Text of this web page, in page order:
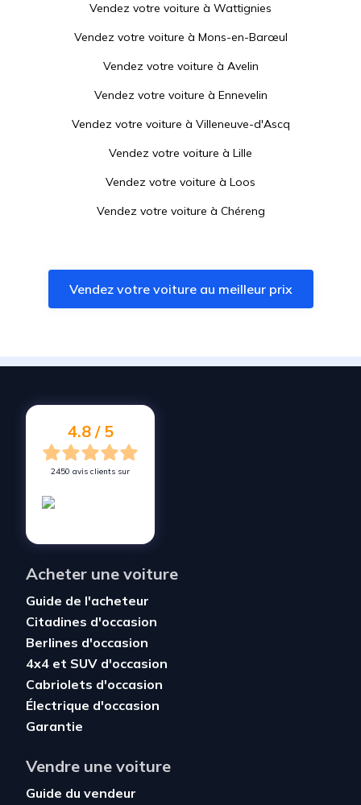
Vendez votre voiture à Wattignies
Vendez votre voiture à Mons-en-Barœul
Vendez votre voiture à Avelin
Vendez votre voiture à Ennevelin
Vendez votre voiture à Villeneuve-d'Ascq
Vendez votre voiture à Lille
Vendez votre voiture à Loos
Vendez votre voiture à Chéreng
Vendez votre voiture àEmmerin
Vendez votre voiture àPont-à-Marcq
Vendez votre voiture à
Vendez votre voiture au meilleur prix
4.8 / 5
2450 avis clients sur
Acheter une voiture
Guide de l'acheteur
Citadines d'occasion
Berlines d'occasion
4x4 et SUV d'occasion
Cabriolets d'occasion
Électrique d'occasion
Garantie
Vendre une voiture
Guide du vendeur